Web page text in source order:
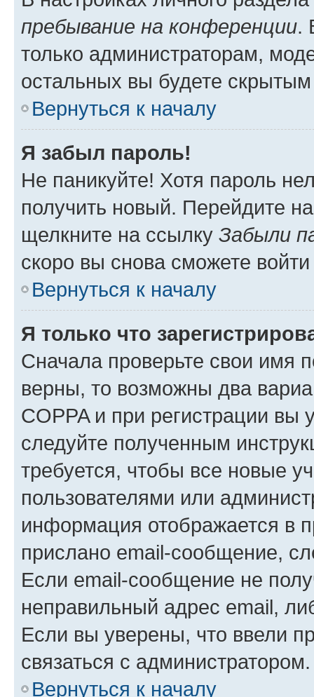
пребывание на конференции.
только администраторам,
остальных вы будете
Вернуться к началу
Я забыл пароль!
Не паникуйте! Хотя пароль
получить новый. Перейдите
щелкните на ссылку Забыли
скоро вы снова сможете
Вернуться к началу
Я только что
Сначала проверьте свои имя
верны, то возможны два
COPPA и при регистрации вы
следуйте полученным
требуется, чтобы все новые
пользователями или
информация отображается в
прислано email-сообщение,
Если email-сообщение не
неправильный адрес email,
Если вы уверены, что ввели
связаться с администратором.
Вернуться к началу